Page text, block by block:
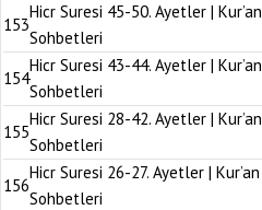
153
Hicr Suresi 45-50. Ayetler | Kur’an
Sohbetleri
154
Hicr Suresi 43-44. Ayetler | Kur’an
Sohbetleri
155
Hicr Suresi 28-42. Ayetler | Kur’an
Sohbetleri
156
Hicr Suresi 26-27. Ayetler | Kur’an
Sohbetleri